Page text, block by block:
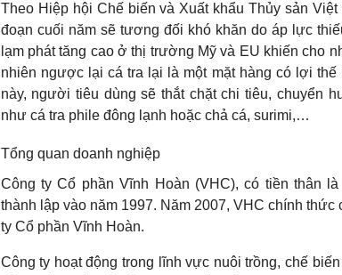
Theo Hiệp hội Chế biến và Xuất khẩu Thủy sản
đoạn cuối năm sẽ tương đối khó khăn do áp lực
lạm phát tăng cao ở thị trường Mỹ và EU khiến cho
nhiên ngược lại cá tra lại là một mặt hàng có lợi
này, người tiêu dùng sẽ thắt chặt chi tiêu, chuyển
như cá tra phile đông lạnh hoặc chả cá, surimi,…
Tổng quan doanh nghiệp
Công ty Cổ phần Vĩnh Hoàn (VHC), có tiền thân
thành lập vào năm 1997. Năm 2007, VHC chính
ty Cổ phần Vĩnh Hoàn.
Công ty hoạt động trong lĩnh vực nuôi trồng, chế